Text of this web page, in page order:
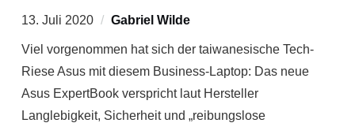
13. Juli 2020 Gabriel Wilde
Viel vorgenommen hat sich der taiwanesische Tech-
Riese Asus mit diesem Business-Laptop: Das neue
Asus ExpertBook verspricht laut Hersteller
Langlebigkeit, Sicherheit und „reibungslose